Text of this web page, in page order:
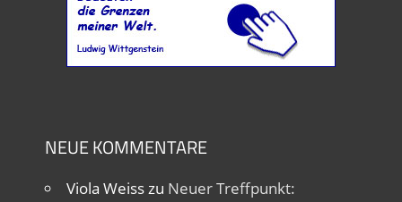
NEUE KOMMENTARE
Viola Weisszu Neuer Treffpunkt: